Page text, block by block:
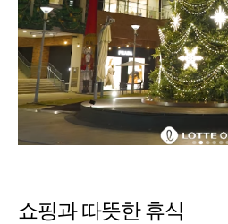
쇼핑과 따뜻한 휴식